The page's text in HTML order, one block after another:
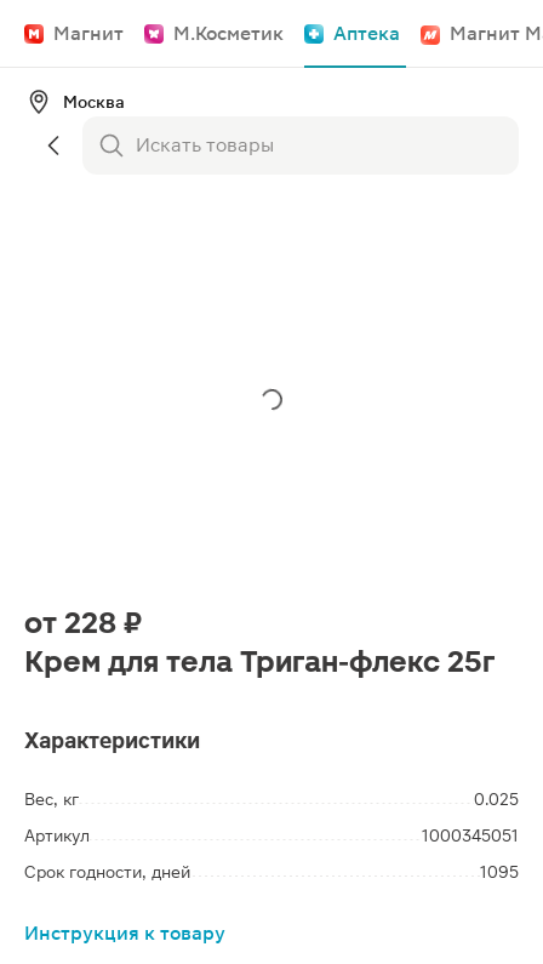
Магнит М.Косметик Аптека Магнит
Москва
от 228 ₽
Крем для тела Триган-флекс 25г
Характеристики
Вес, кг
0.025
Артикул
1000345051
Срок годности, дней
1095
Инструкция к товару